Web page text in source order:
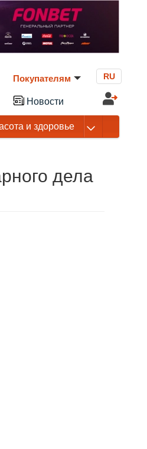
Покупателям
Новости
RU
и здоровье
дела